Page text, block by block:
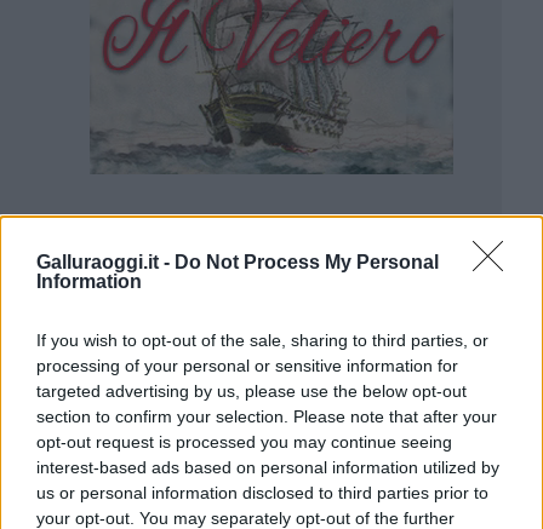
Galluraoggi.it - Do Not Process My Personal
Information
If you wish to opt-out of the sale, sharing to third parties, or
processing of your personal or sensitive information for
targeted advertising by us, please use the below opt-out
section to confirm your selection. Please note that after your
opt-out request is processed you may continue seeing
interest-based ads based on personal information utilized by
us or personal information disclosed to third parties prior to
your opt-out. You may separately opt-out of the further